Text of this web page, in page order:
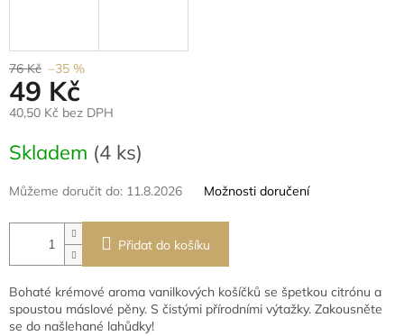
76 Kč –35 %
49 Kč
40,50 Kč bez DPH
cena:
Skladem (4 ks)
Můžeme doručit do: 11.8.2026 Možnosti doručení
Přidat do košíku
Bohaté krémové aroma vanilkových košíčků se špetkou citrónu a
spoustou máslové pěny. S čistými přírodními výtažky. Zakousněte
se do našlehané lahůdky!